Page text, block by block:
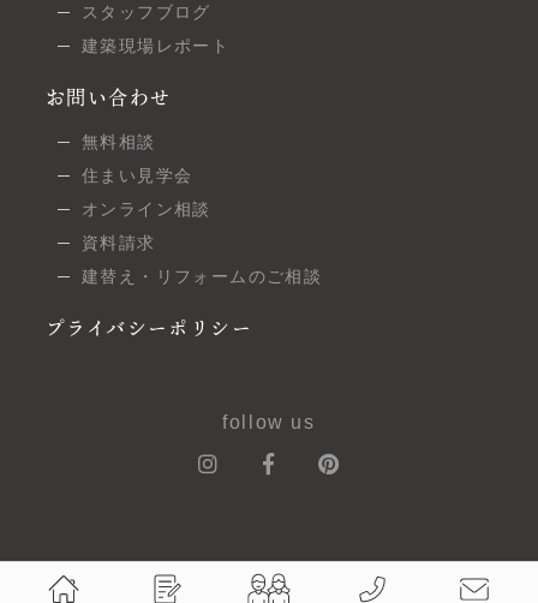
スタッフブログ
建築現場レポート
お問い合わせ
無料相談
住まい見学会
オンライン相談
資料請求
建替え・リフォームのご相談
プライバシーポリシー
follow us